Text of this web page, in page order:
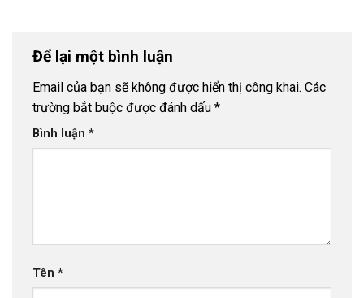
Để lại một bình luận
Email của bạn sẽ không được hiển thị công khai. Các
trường bắt buộc được đánh dấu *
Bình luận *
Tên *